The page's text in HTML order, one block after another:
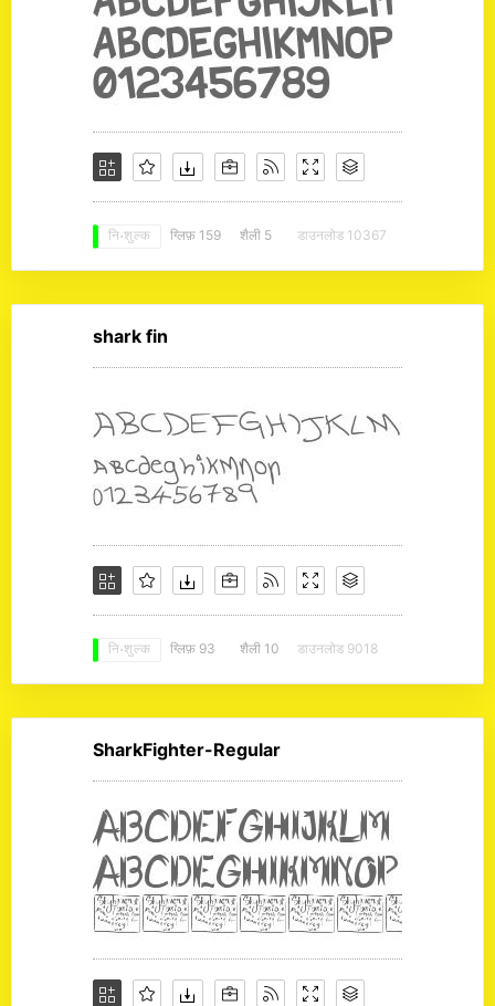
नि: शुल्क ग्लिफ़ 159 शैली 5 डाउनलोड 10367
shark fin
नि: शुल्क ग्लिफ़ 93 शैली 10 डाउनलोड 9018
SharkFighter-Regular